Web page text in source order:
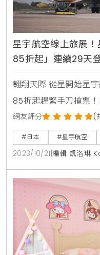
星宇航空線上旅展
85折起」連續29天
翱翔天際 從星開始星
85折起趕緊手刀搶票
（20）日開跑！即日起
航線機票85折起，優惠
的民眾趕緊至星宇航
airlines.com/
fair搶購以免
網友評分 (
#日本 #星宇航空
2023/10/21 編輯 凱洛琳